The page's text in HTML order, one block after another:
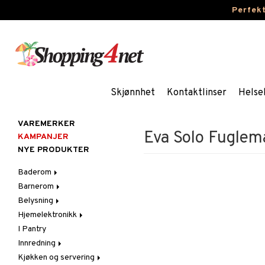
Skjønnhet Kontaktlinser
Eva Solo
VAREMERKER
KAMPANJER
NYE PRODUKTER
Baderom
Baderomsinnredning
Baderomstekstiler
Baderomstilbehør
Barnerom
Barnelamper
Barnemøbler
Barneromsdekorasjon
Barneromsoppbevaring
Barneromstekstiler
Belysning
Belysningstilbehør
Innelamper
Bordlamper
Taklamper
LED-lys
Lyselykter og lysestaker
Hjemelektronikk
Lyd
I Pantry
Innredning
Dekorasjoner
Kjøkken og servering